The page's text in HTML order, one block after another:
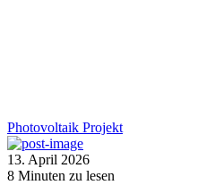
Photovoltaik Projekt
13. April 2026
8 Minuten zu lesen